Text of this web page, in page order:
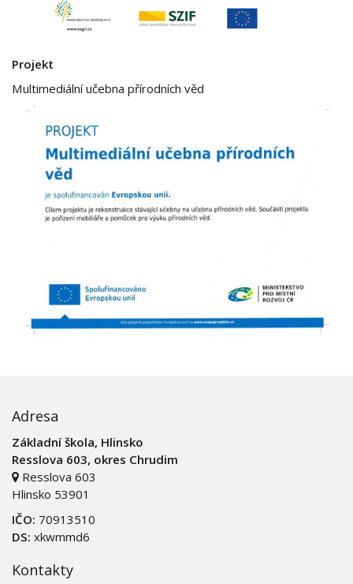
Projekt
Multimediální učebna přírodních věd
Adresa
Základní škola, Hlinsko
Resslova 603, okres Chrudim
Resslova 603
Hlinsko 53901
IČO: 70913510
DS: xkwmmd6
Kontakty